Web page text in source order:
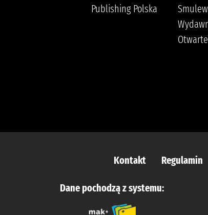
Publishing Polska
Otwarte
Kontakt Regulamin
Dane pochodzą z systemu: